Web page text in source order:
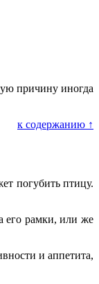
причину иногда
к содержанию ↑
погубить птицу.
его рамки, или же
и аппетита,